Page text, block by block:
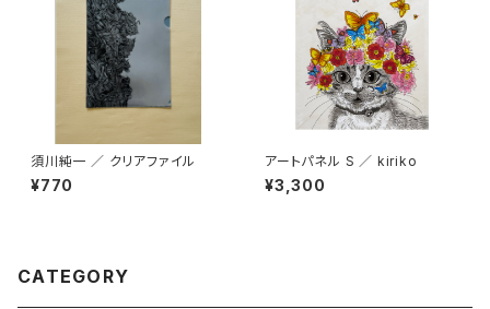
須川純一 ／ クリアファイル
¥770
アートパネル S ／ kiriko
¥3,300
CATEGORY